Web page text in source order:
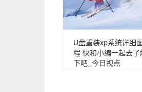
U盘重装xp系统详细
程 快和小编一起去了
下吧_今日视点